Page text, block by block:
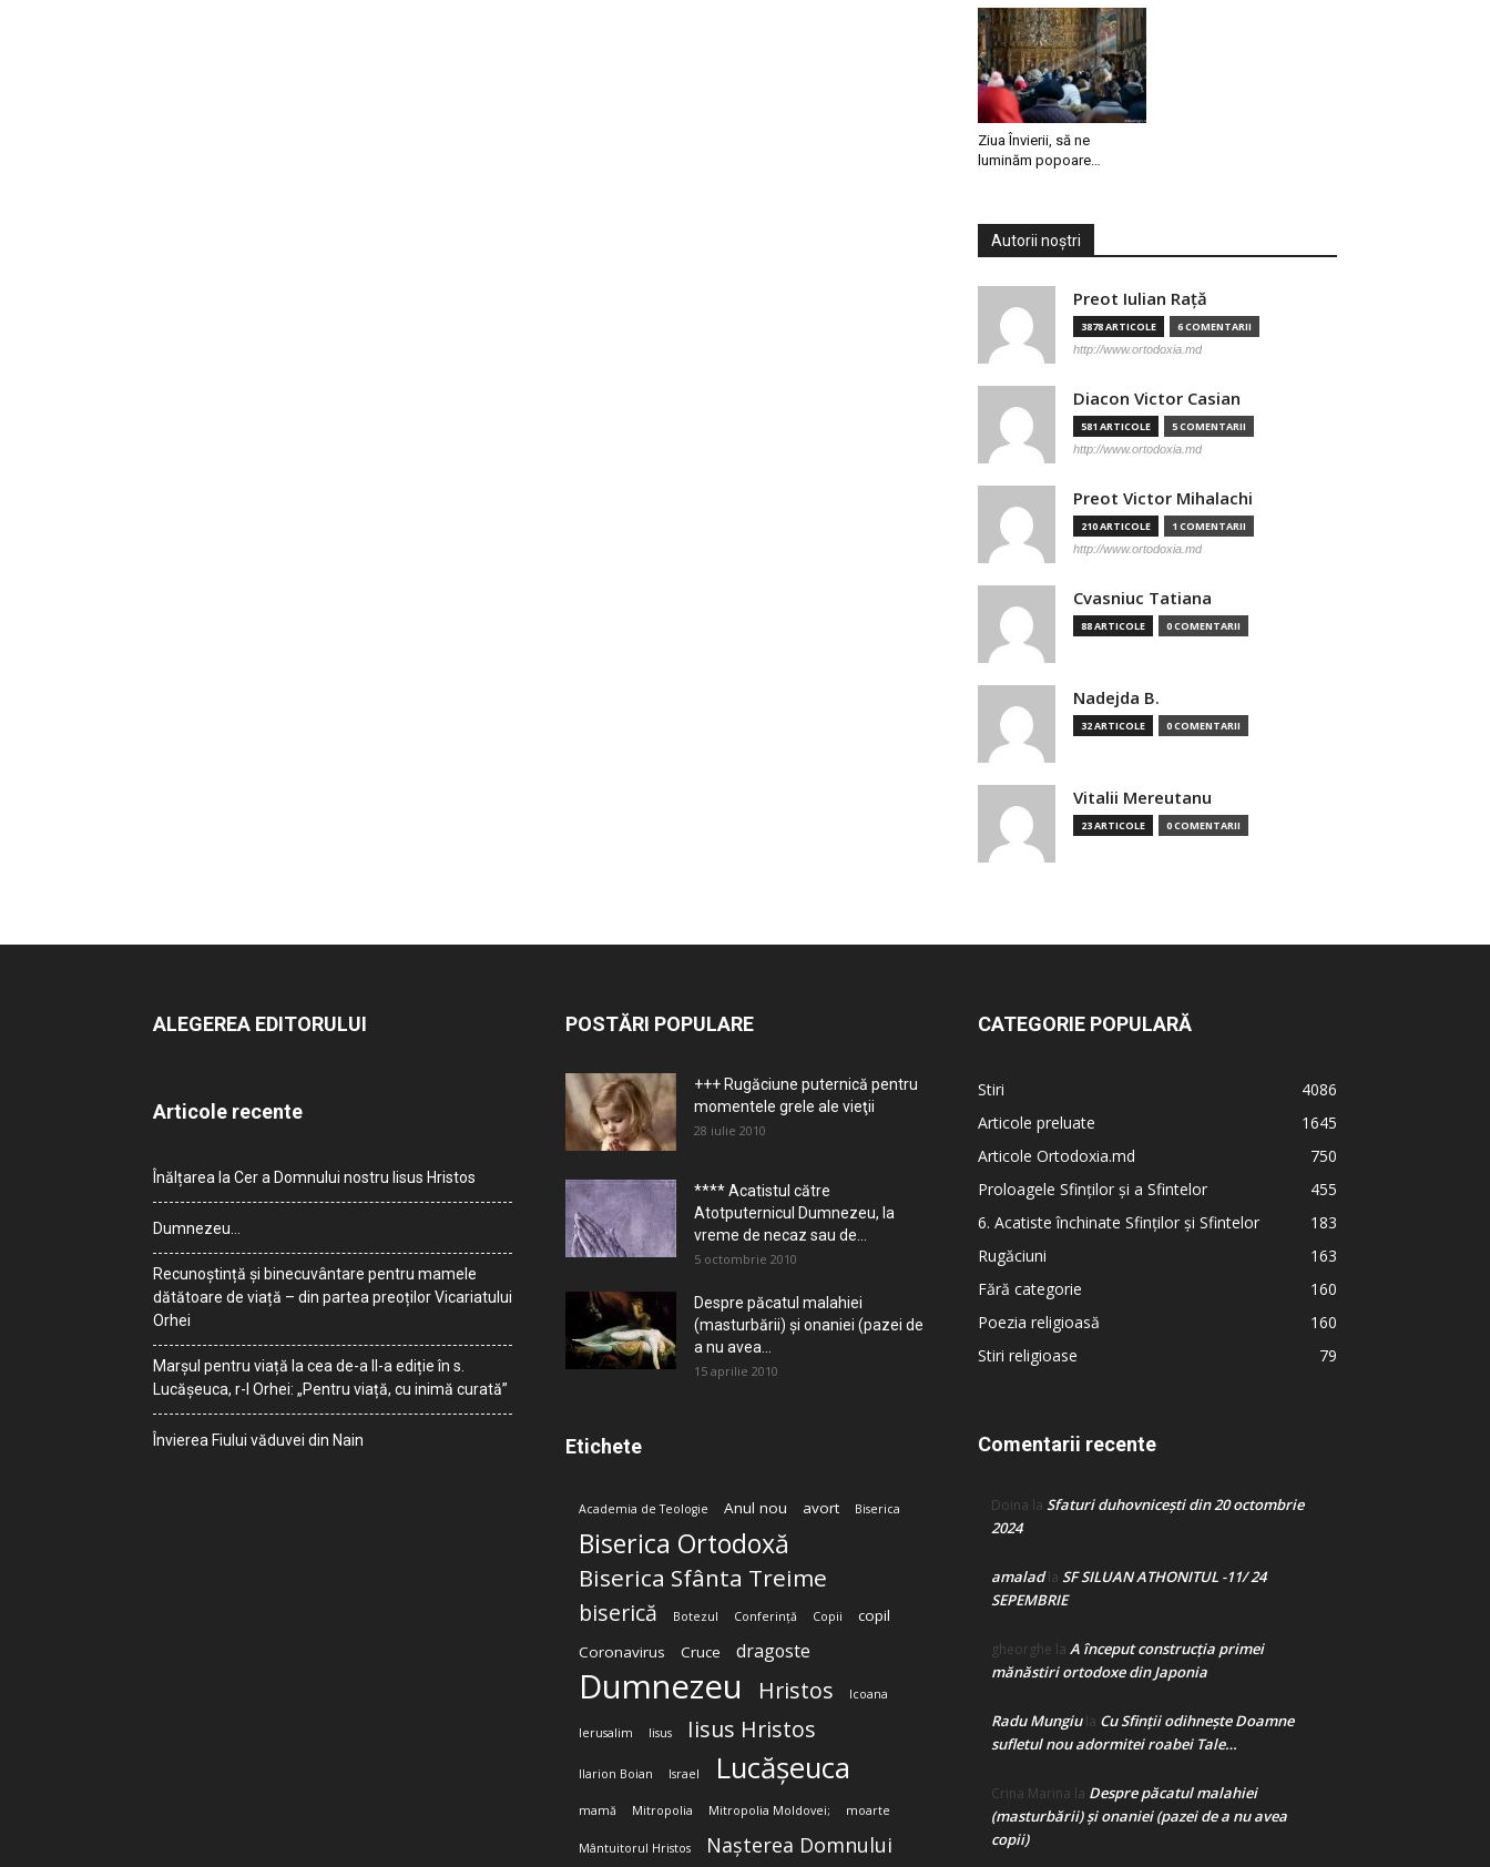
Ziua Învierii, să ne
luminăm popoare…
Autorii noștri
Preot Iulian Raţă
3878 ARTICOLE 6 COMENTARII
http://www.ortodoxia.md
Diacon Victor Casian
581 ARTICOLE 5 COMENTARII
http://www.ortodoxia.md
Preot Victor Mihalachi
210 ARTICOLE 1 COMENTARII
http://www.ortodoxia.md
Cvasniuc Tatiana
88 ARTICOLE 0 COMENTARII
Nadejda B.
32 ARTICOLE 0 COMENTARII
Vitalii Mereutanu
23 ARTICOLE 0 COMENTARII
ALEGEREA EDITORULUI
Articole recente
Înălțarea la Cer a Domnului nostru Iisus Hristos
Dumnezeu…
Recunoștință și binecuvântare pentru mamele
dătătoare de viață – din partea preoților Vicariatului
Orhei
Marșul pentru viață la cea de-a II-a ediție în s.
Lucășeuca, r-l Orhei: „Pentru viață, cu inimă curată”
Învierea Fiului văduvei din Nain
POSTĂRI POPULARE
+++ Rugăciune puternică pentru
momentele grele ale vieţii
28 iulie 2010
**** Acatistul către
Atotputernicul Dumnezeu, la
vreme de necaz sau de...
5 octombrie 2010
Despre păcatul malahiei
(masturbării) şi onaniei (pazei de
a nu avea...
15 aprilie 2010
Etichete
Academia de Teologie Anul nou avort Biserica
Biserica Ortodoxă
Biserica Sfânta Treime
biserică Botezul Conferință Copii
copil
Coronavirus
Cruce dragoste
Dumnezeu Hristos Icoana
Ierusalim Iisus Iisus Hristos
Ilarion Boian Israel Lucășeuca
mamă Mitropolia Mitropolia Moldovei; moarte
Mântuitorul Hristos Nașterea Domnului
CATEGORIE POPULARĂ
Stiri
4086
Articole preluate
1645
Articole Ortodoxia.md
750
Proloagele Sfinților și a Sfintelor
455
6. Acatiste închinate Sfinților și Sfintelor
183
Rugăciuni
163
Fără categorie
160
Poezia religioasă
160
Stiri religioase
79
Comentarii recente
Doina la Sfaturi duhovnicești din 20 octombrie
2024
amaladla SF SILUAN ATHONITUL -11/ 24
SEPEMBRIE
gheorghe la A început construcţia primei
mănăstiri ortodoxe din Japonia
Radu Mungiula Cu Sfinții odihnește Doamne
sufletul nou adormitei roabei Tale…
Crina Marina la Despre păcatul malahiei
(masturbării) şi onaniei (pazei de a nu avea
copii)